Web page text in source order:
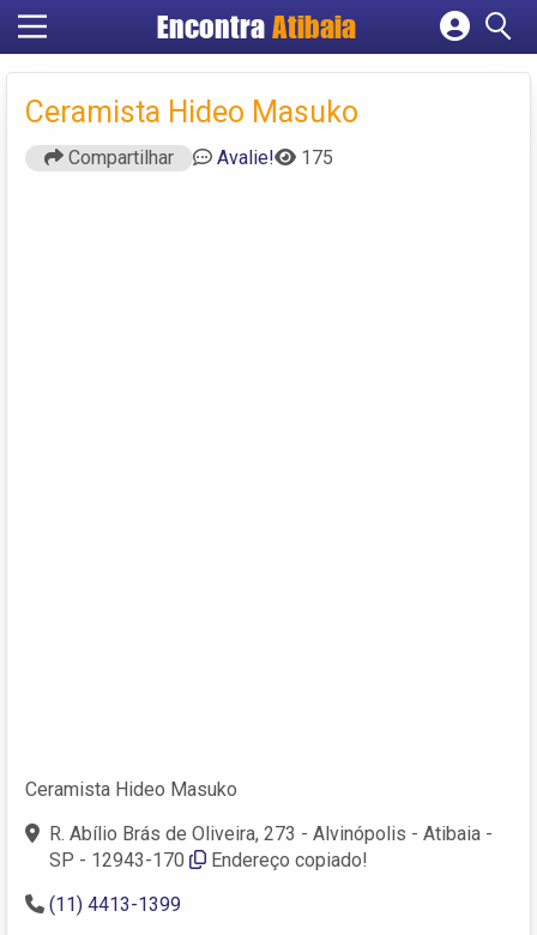
Encontra Atibaia
Cadastrar empresa
Criar conta
Ceramista Hideo Masuko
Compartilhar Avalie! 175
Ceramista Hideo Masuko
R. Abílio Brás de Oliveira, 273 - Alvinópolis - Atibaia -
SP - 12943-170
Endereço copiado!
(11) 4413-1399